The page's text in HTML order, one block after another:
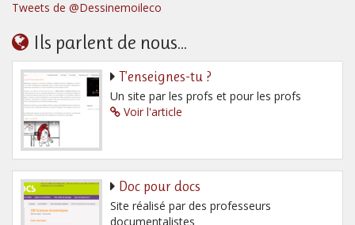
Tweets de @Dessinemoileco
Ils parlent de nous...
T’enseignes-tu ?
Un site par les profs et pour les profs
Voir l'article
Doc pour docs
Site réalisé par des professeurs
documentalistes